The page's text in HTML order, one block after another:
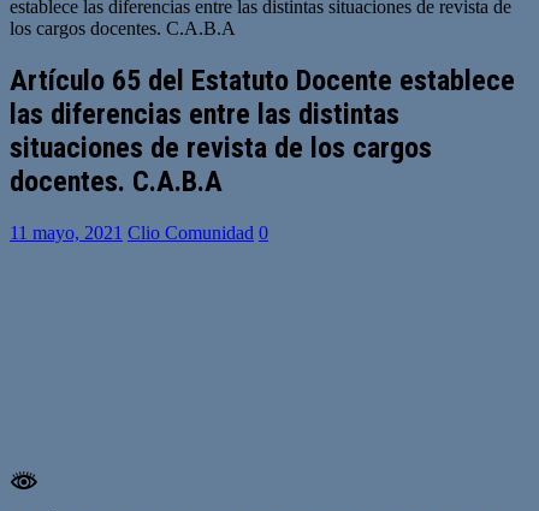
establece las diferencias entre las distintas situaciones de revista de
los cargos docentes. C.A.B.A
Artículo 65 del Estatuto Docente establece
las diferencias entre las distintas
situaciones de revista de los cargos
docentes. C.A.B.A
11 mayo, 2021 Clio Comunidad 0